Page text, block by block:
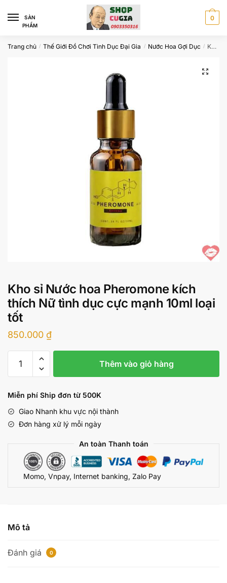
navigation
content
SÀN
PHẨM
0
Trang chủ / Thế Giới Đồ Chơi Tình Dục Đại Gia / Nước Hoa Gợi Dục / Kho sỉ Nước hoa Pheromone kích thích Nữ tình dục cực mạnh 10ml loại tốt
Kho sỉ Nước hoa Pheromone kích
thích Nữ tình dục cực mạnh 10ml loại
tốt
850.000 ₫
hoa
kích
thích
tốt
lượng
Thêm vào giỏ hàng
Miễn phí Ship đơn từ 500K
Giao Nhanh khu vực nội thành
Đơn hàng xử lý mỗi ngày
An toàn Thanh toán
Momo, Vnpay, Internet banking, Zalo Pay
Mô tả
Đánh giá 0